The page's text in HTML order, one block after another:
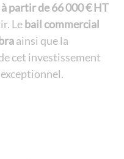
partir de 66 000 € HT
Lebail commercial
ainsi que la
cet investissement